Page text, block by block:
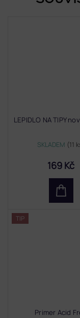
LEPIDLO NA TIPY
SKLADEM (11
169 Kč
TIP
Primer Acid